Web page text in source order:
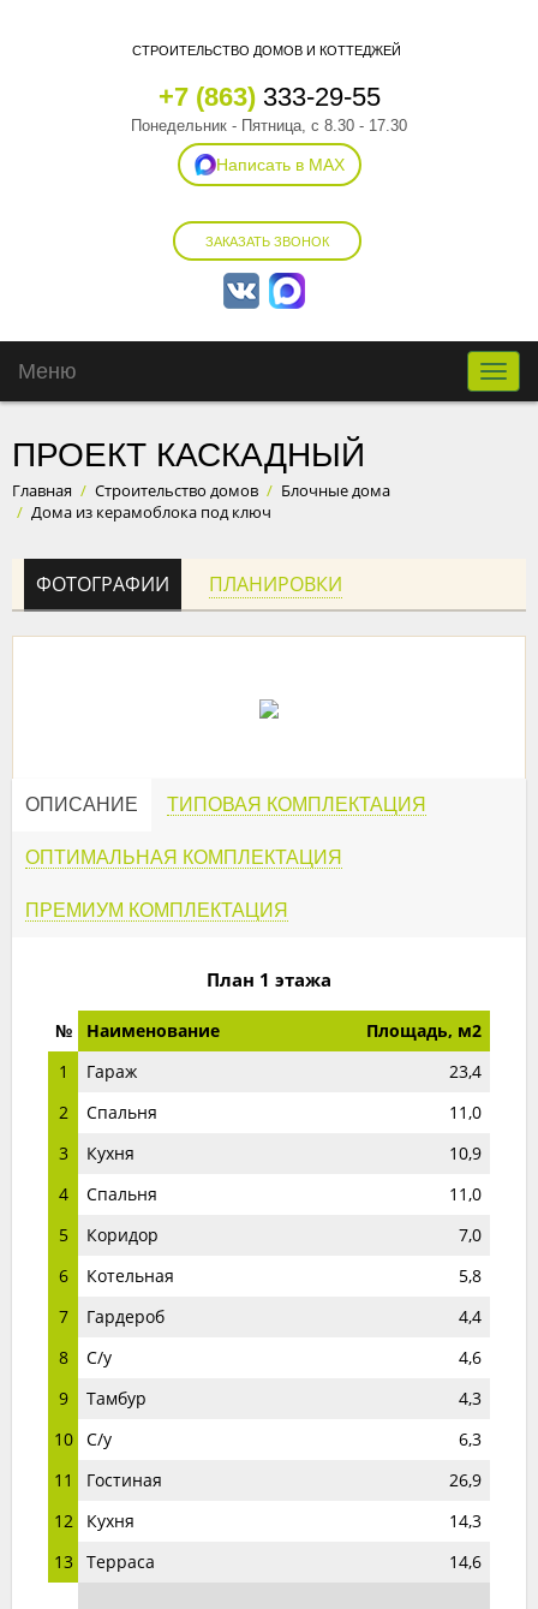
СТРОИТЕЛЬСТВО ДОМОВ И КОТТЕДЖЕЙ
+7 (863)333-29-55
Понедельник - Пятница, с 8.30 - 17.30
Написать в MAX
ЗАКАЗАТЬ ЗВОНОК
Toggle
Меню
ПРОЕКТ КАСКАДНЫЙ
Главная / Строительство домов / Блочные дома
/ Дома из керамоблока под ключ
ФОТОГРАФИИ ПЛАНИРОВКИ
ОПИСАНИЕ ТИПОВАЯ КОМПЛЕКТАЦИЯ
ОПТИМАЛЬНАЯ КОМПЛЕКТАЦИЯ
ПРЕМИУМ КОМПЛЕКТАЦИЯ
План 1 этажа
№ Наименование
Площадь, м2
1
Гараж
23,4
2
Спальня
11,0
3
Кухня
10,9
4
Спальня
11,0
5
Коридор
7,0
6
Котельная
5,8
7
Гардероб
4,4
8
С/у
4,6
9
Тамбур
4,3
10
С/у
6,3
11
Гостиная
26,9
12
Кухня
14,3
13
Терраса 14,6